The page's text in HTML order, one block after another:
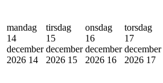
mandag
14
december
2026 14
tirsdag
15
december
2026 15
onsdag
16
december
2026 16
torsdag
17
december
2026 17